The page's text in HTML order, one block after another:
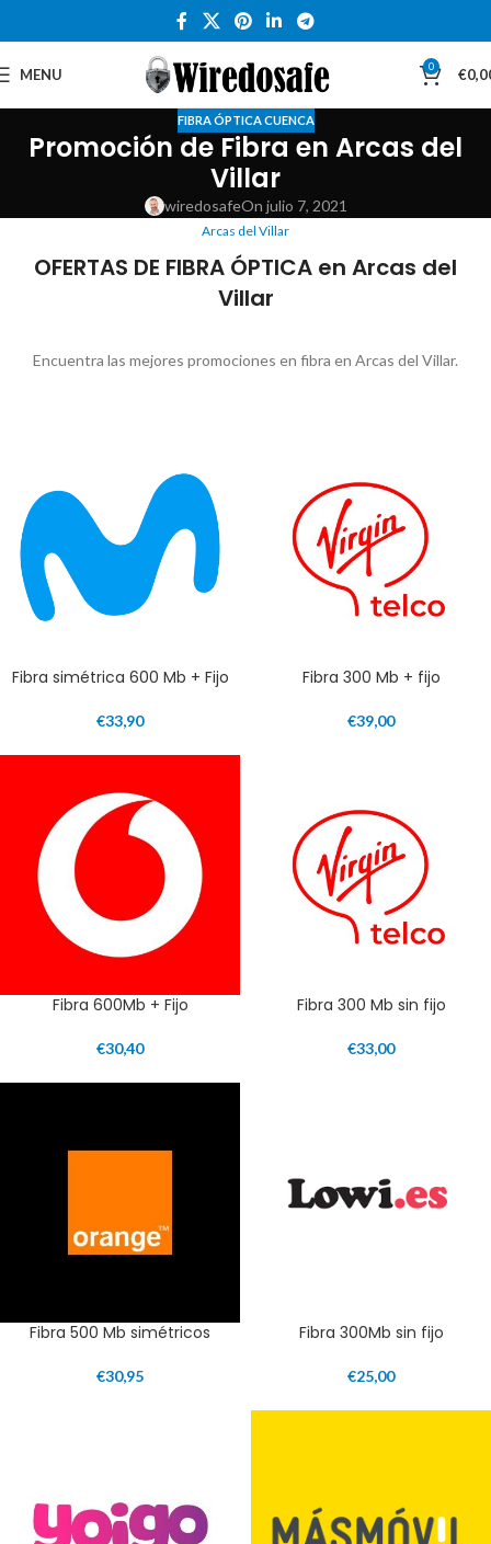
MENU 0 €
FIBRA ÓPTICA CUENCA
Promoción de Fibra en Arcas del
Villar
wiredosafeOn julio 7, 2021
Arcas del Villar
OFERTAS DE FIBRA ÓPTICA en Arcas del
Villar
Encuentra las mejores promociones en fibra en Arcas del Villar.
Fibra simétrica 600 Mb + Fijo
€33,90
Fibra 300 Mb + fijo
€39,00
Fibra 600Mb + Fijo
€30,40
Fibra 300 Mb sin fijo
€33,00
Fibra 500 Mb simétricos
€30,95
Fibra 300Mb sin fijo
€25,00